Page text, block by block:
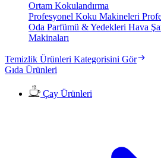
Ortam Kokulandırma
Profesyonel Koku Makineleri
Oda Parfümü & Yedekleri Hava
Makinaları
Temizlik Ürünleri Kategorisini Gör
Gıda Ürünleri
Çay Ürünleri